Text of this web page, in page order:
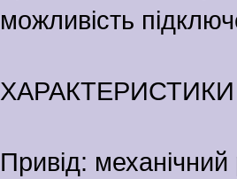
можливість
ХАРАКТЕРИСТИКИ
Привід: